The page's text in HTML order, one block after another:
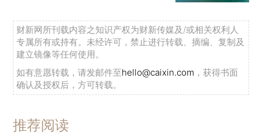
财新网所刊载内容之知识产权为财新传媒及/或相关权利人
专属所有或持有。未经许可，禁止进行转载、摘编、复制及
建立镜像等任何使用。
如有意愿转载，请发邮件至hello@caixin.com ，获得书面
确认及授权后，方可转载。
推荐阅读